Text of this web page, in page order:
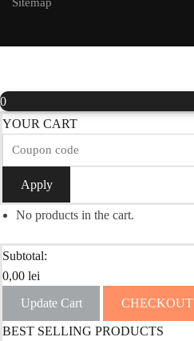
0
YOUR CART
Apply
No products in the cart.
Subtotal:
0,00 lei
Update Cart CHECKOUT
BEST SELLING PRODUCTS